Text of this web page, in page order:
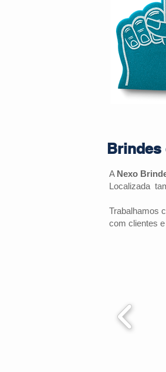
Brindes
A Nexo
Localizada
Trabalhamos
com clientes